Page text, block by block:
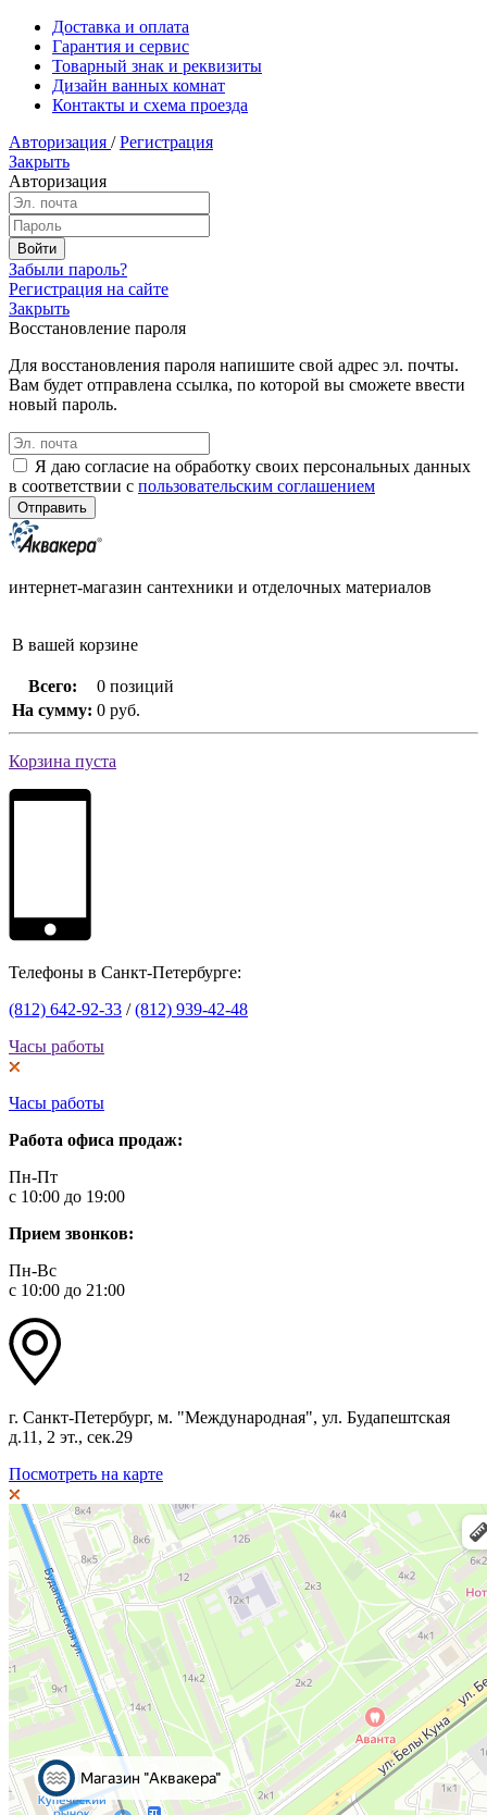
Доставка и оплата
Гарантия и сервис
Товарный знак и реквизиты
Дизайн ванных комнат
Контакты и схема проезда
Авторизация / Регистрация
Закрыть
Авторизация
Забыли пароль?
Регистрация на сайте
Закрыть
Восстановление пароля
Для восстановления пароля напишите свой адрес эл. почты.
Вам будет отправлена ссылка, по которой вы сможете ввести
новый пароль.
Я даю согласие на обработку своих персональных данных
в соответствии с пользовательским соглашением
интернет-магазин сантехники и отделочных материалов
В вашей корзине
Всего:
0 позиций
На сумму: 0 руб.
Корзина пуста
Телефоны в Санкт-Петербурге:
(812) 642-92-33 /(812) 939-42-48
Часы работы
Часы работы
Работа офиса продаж:
Пн-Пт
с 10:00 до 19:00
Прием звонков:
Пн-Вс
с 10:00 до 21:00
г. Санкт-Петербург, м. "Международная", ул. Будапештская
д.11, 2 эт., сек.29
Посмотреть на карте